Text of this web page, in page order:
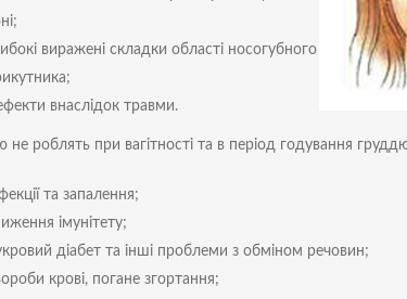
виражені складки області носогубного
внаслідок травми.
не роблять при вагітності та в період годування
та запалення;
імунітету;
діабет та інші проблеми з обміном речовин;
крові, погане згортання;